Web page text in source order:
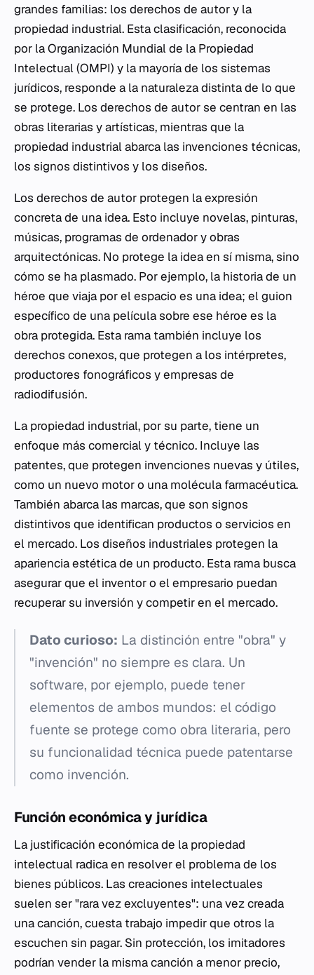
grandes familias: los derechos de autor y la
propiedad industrial. Esta clasificación, reconocida
por la Organización Mundial de la Propiedad
Intelectual (OMPI) y la mayoría de los sistemas
jurídicos, responde a la naturaleza distinta de lo que
se protege. Los derechos de autor se centran en las
obras literarias y artísticas, mientras que la
propiedad industrial abarca las invenciones técnicas,
los signos distintivos y los diseños.
Los derechos de autor protegen la expresión
concreta de una idea. Esto incluye novelas, pinturas,
músicas, programas de ordenador y obras
arquitectónicas. No protege la idea en sí misma, sino
cómo se ha plasmado. Por ejemplo, la historia de un
héroe que viaja por el espacio es una idea; el guion
específico de una película sobre ese héroe es la
obra protegida. Esta rama también incluye los
derechos conexos, que protegen a los intérpretes,
productores fonográficos y empresas de
radiodifusión.
La propiedad industrial, por su parte, tiene un
enfoque más comercial y técnico. Incluye las
patentes, que protegen invenciones nuevas y útiles,
como un nuevo motor o una molécula farmacéutica.
También abarca las marcas, que son signos
distintivos que identifican productos o servicios en
el mercado. Los diseños industriales protegen la
apariencia estética de un producto. Esta rama busca
asegurar que el inventor o el empresario puedan
recuperar su inversión y competir en el mercado.
Dato curioso: La distinción entre "obra" y
"invención" no siempre es clara. Un
software, por ejemplo, puede tener
elementos de ambos mundos: el código
fuente se protege como obra literaria, pero
su funcionalidad técnica puede patentarse
como invención.
Función económica y jurídica
La justificación económica de la propiedad
intelectual radica en resolver el problema de los
bienes públicos. Las creaciones intelectuales
suelen ser "rara vez excluyentes": una vez creada
una canción, cuesta trabajo impedir que otros la
escuchen sin pagar. Sin protección, los imitadores
podrían vender la misma canción a menor precio,